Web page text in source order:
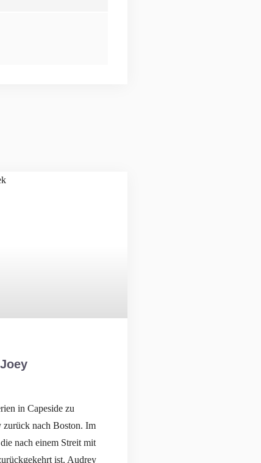
in Capeside zu
zurück nach Boston. Im
nach einem Streit mit
ist. Audrey